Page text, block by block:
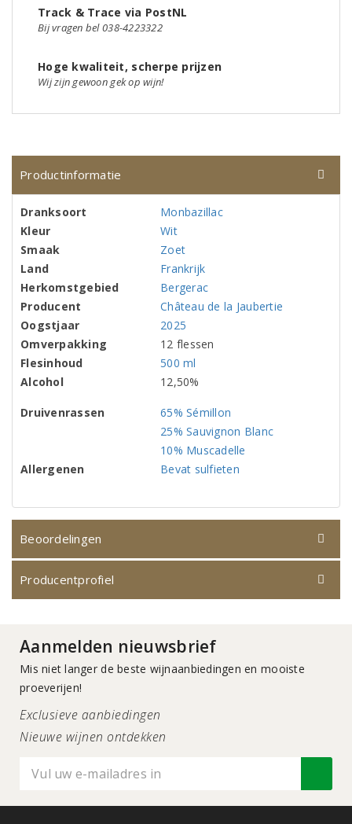
Track & Trace via PostNL
Bij vragen bel 038-4223322
Hoge kwaliteit, scherpe prijzen
Wij zijn gewoon gek op wijn!
Productinformatie
Dranksoort
Monbazillac
Kleur
Wit
Smaak
Zoet
Land
Frankrijk
Herkomstgebied
Bergerac
Producent
Château de la Jaubertie
Oogstjaar
2025
Omverpakking
12 flessen
Flesinhoud
500 ml
Alcohol
12,50%
Druivenrassen
65% Sémillon
25% Sauvignon Blanc
10% Muscadelle
Allergenen
Bevat sulfieten
Beoordelingen
Producentprofiel
Aanmelden nieuwsbrief
Mis niet langer de beste wijnaanbiedingen en mooiste
proeverijen!
Exclusieve aanbiedingen
Nieuwe wijnen ontdekken